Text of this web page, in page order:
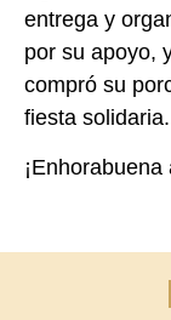
entrega y
por su apoyo,
compró su
fiesta solidaria.